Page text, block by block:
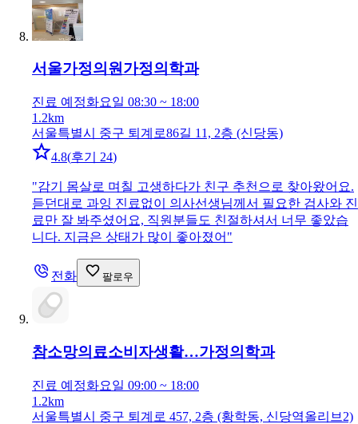
서울가정의원가정의학과
진료 예정화요일 08:30 ~ 18:00
1.2km
서울특별시 중구 퇴계로86길 11, 2층 (신당동)
4.8(후기 24)
"감기 몸살로 며칠 고생하다가 친구 추천으로 찾아왔어요.
듣던대로 과잉 진료없이 의사선생님께서 필요한 검사와 진
료만 잘 봐주셨어요, 직원분들도 친절하셔서 너무 좋았습
니다. 지금은 상태가 많이 좋아졌어 "
전화 팔로우
참소망의료소비자생활…가정의학과
진료 예정화요일 09:00 ~ 18:00
1.2km
서울특별시 중구 퇴계로 457, 2층 (황학동, 신당역올리브2)